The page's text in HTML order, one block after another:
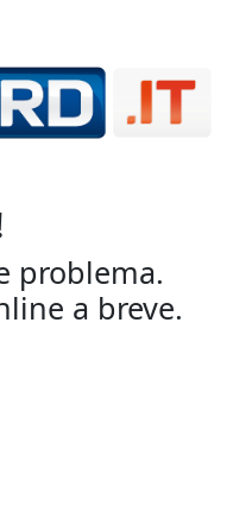
problema.
a breve.